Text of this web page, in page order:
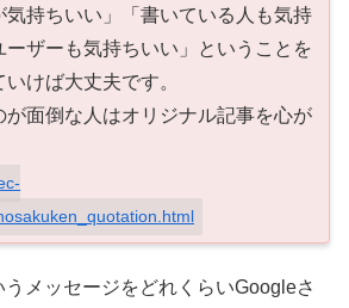
気持ちいい」「書いている人も気持
ーザーも気持ちいい」ということを
けば大丈夫です。
が面倒な人はオリジナル記事を心が
メッセージをどれくらいGoogleさ